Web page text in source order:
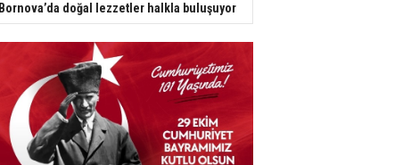
Bornova’da doğal lezzetler halkla buluşuyor